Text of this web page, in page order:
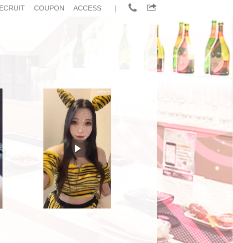
COUPON ACCESS ｜